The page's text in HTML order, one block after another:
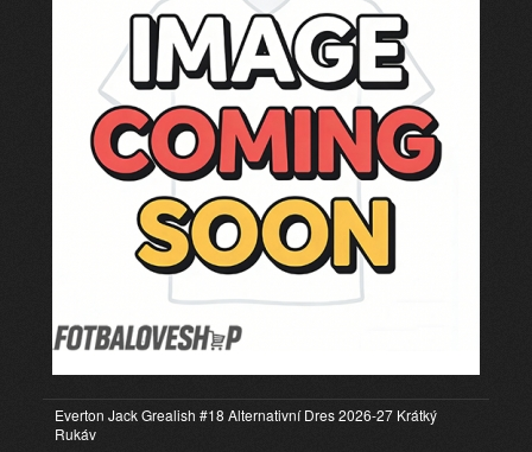
Everton Jack Grealish #18 Alternativní Dres 2026-27 Krátký
Rukáv